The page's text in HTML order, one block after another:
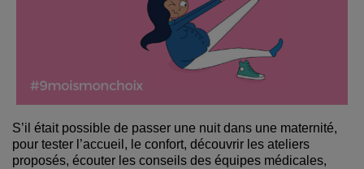
S’il était possible de passer une nuit dans une maternité,
pour tester l’accueil, le confort, découvrir les ateliers
proposés, écouter les conseils des équipes médicales,